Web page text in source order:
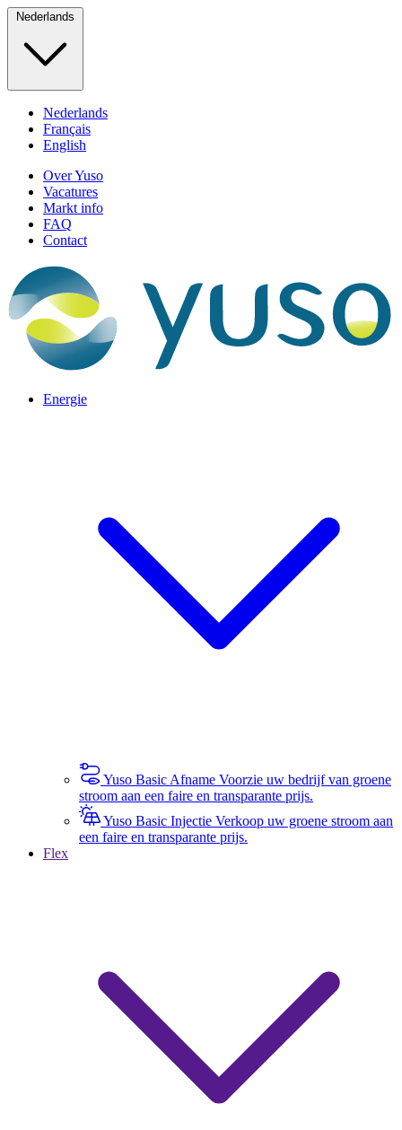
Nederlands
Nederlands
Français
English
Over Yuso
Vacatures
Markt info
FAQ
Contact
Energie
Yuso Basic Afname Voorzie uw bedrijf van groene
stroom aan een faire en transparante prijs.
Yuso Basic Injectie Verkoop uw groene stroom aan
een faire en transparante prijs.
Flex